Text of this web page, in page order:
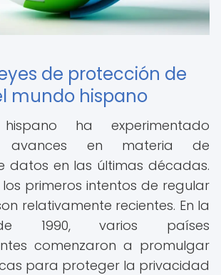
de protección de
mundo hispano
ha experimentado
avances en materia de
datos en las últimas décadas.
primeros intentos de regular
relativamente recientes. En la
1990, varios países
comenzaron a promulgar
para proteger la privacidad